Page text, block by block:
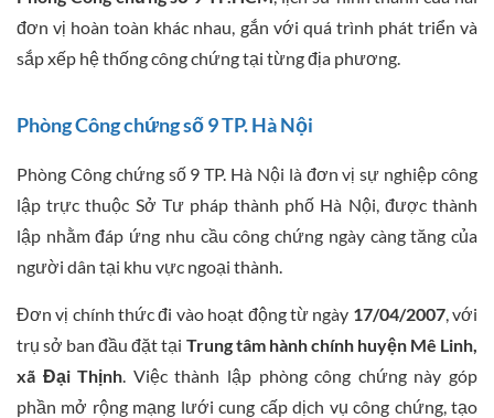
đơn vị hoàn toàn khác nhau, gắn với quá trình phát triển và
sắp xếp hệ thống công chứng tại từng địa phương.
Phòng Công chứng số 9 TP. Hà Nội
Phòng Công chứng số 9 TP. Hà Nội là đơn vị sự nghiệp công
lập trực thuộc Sở Tư pháp thành phố Hà Nội, được thành
lập nhằm đáp ứng nhu cầu công chứng ngày càng tăng của
người dân tại khu vực ngoại thành.
Đơn vị chính thức đi vào hoạt động từ ngày 17/04/2007, với
trụ sở ban đầu đặt tại Trung tâm hành chính huyện Mê Linh,
xã Đại Thịnh. Việc thành lập phòng công chứng này góp
phần mở rộng mạng lưới cung cấp dịch vụ công chứng, tạo